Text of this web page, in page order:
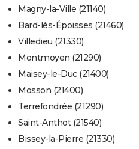
Magny-la-Ville (21140)
Bard-lès-Époisses (21460)
Villedieu (21330)
Montmoyen (21290)
Maisey-le-Duc (21400)
Mosson (21400)
Terrefondrée (21290)
Saint-Anthot (21540)
Bissey-la-Pierre (21330)